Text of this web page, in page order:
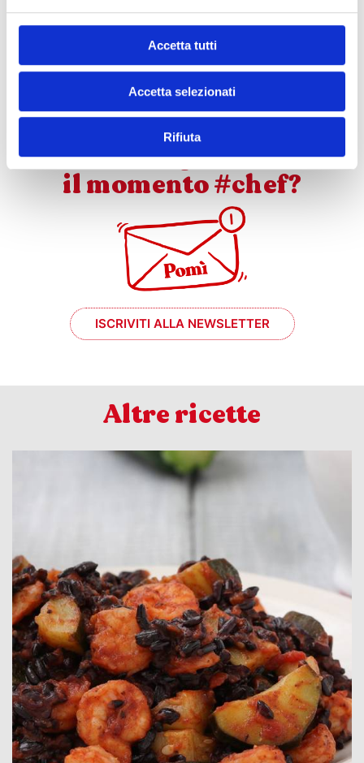
Accetta tutti
Accetta selezionati
Rifiuta
SCARICA QUESTA RICETTA!
e se mi prende
il momento #chef?
ISCRIVITI ALLA NEWSLETTER
Altre ricette